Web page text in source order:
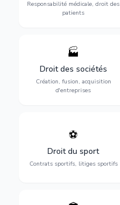
Responsabilité médicale, droit des
patients
indemnisation.
🏭
Droit des sociétés
Création, fusion, acquisition
d'entreprises
Structuration de votre
société : création, fusion-
acquisition, gouvernance et
restructuration.
⚽
Droit du sport
Contrats sportifs, litiges sportifs
Expertise en droit sportif :
transferts, sponsoring et
contentieux.